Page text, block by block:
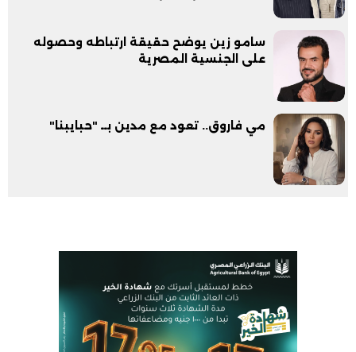
سامو زين يوضح حقيقة ارتباطه وحصوله
على الجنسية المصرية
مي فاروق.. تعود مع مدين بــ "حبايبنا"